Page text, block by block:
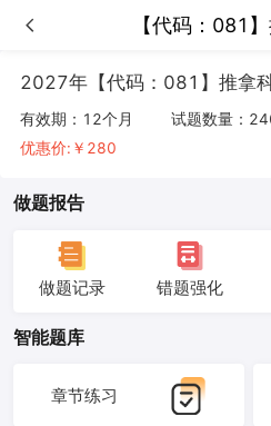
【代码：081
【代码：081】推拿科VIP
2027年【代码：081】推拿
有效期： 12个月
优惠价:￥ 280
试题数量：
做题报告
做题记录 错题强化
智能题库
章节练习